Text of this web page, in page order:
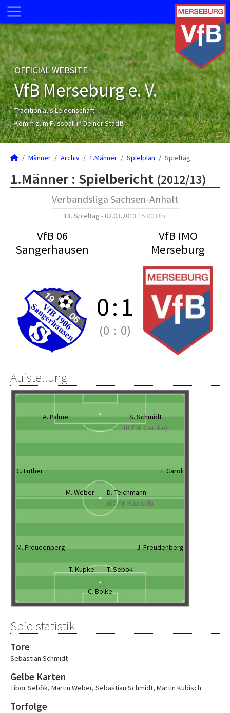
OFFICIAL WEBSITE
VfB Merseburg e. V.
Tradition aus Leidenschaft
Komm zum Fussball in Deiner Stadt!
Männer Archiv 1.Männer Spielplan Spieltag
1.Männer : Spielbericht (2012/13)
Verbandsliga Sachsen-Anhalt
18. Spieltag - 02.03.2013 15:00 Uhr
VfB 06
Sangerhausen
VfB IMO
Merseburg
0:1
(0 : 0)
Aufstellung
A. Palme
S. Schmidt
(89' N. Gatzke)
C. Luther T. Caroli
M. Weber
D. Teichmann
(60' M. Kubisch)
M. Freudenberg J. Freudenberg
T. Kupke T. Sebök
C. Bölke
Spielstatistik
Tore
Sebastian Schmidt
Gelbe Karten
Tibor Sebök, Martin Weber, Sebastian Schmidt, Martin Kubisch
Torfolge